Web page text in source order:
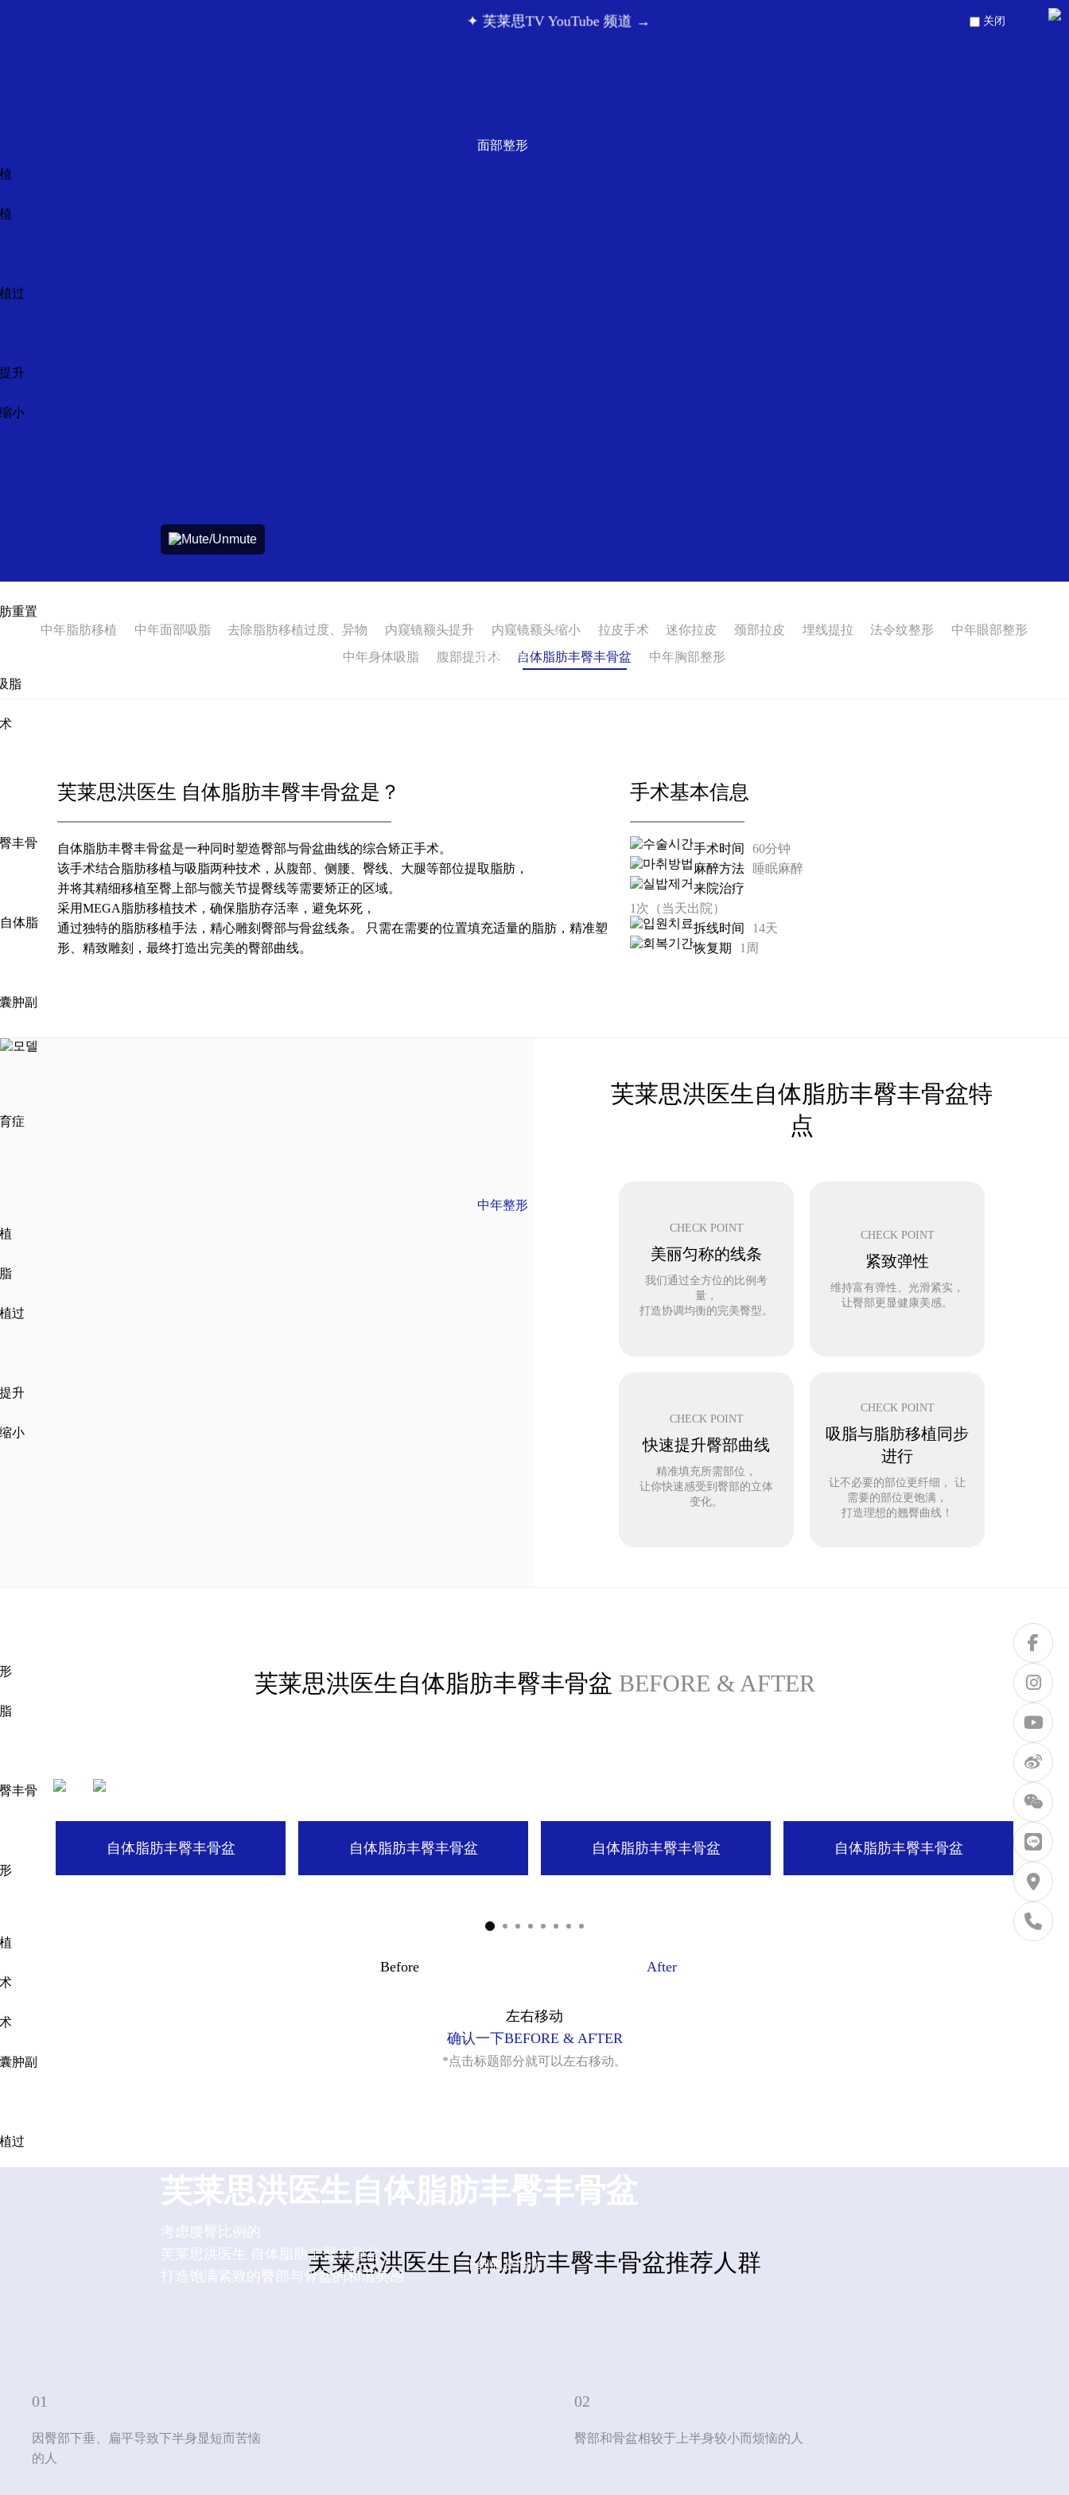
✦ 芙莱思TV YouTube 频道 → 关闭
面部整形
过
升
小
重置
身体整形
脂
丰骨
体脂
肿副
症
中年整形
过
升
小
丰骨
肿副
过
干细胞及治疗
芙莱思洪医生自体脂肪丰臀丰骨盆
考虑腰臀比例的
芙莱思洪医生 自体脂肪丰臀丰骨盆
打造饱满紧致的臀部与骨盆的和谐美感
中年脂肪移植 中年面部吸脂 去除脂肪移植过度、异物 内窥镜额头提升 内窥镜额头缩小 拉皮手术 迷你拉皮 颈部拉皮 埋线提拉 法令纹整形
中年眼部整形
中年身体吸脂
腹部提升术 自体脂肪丰臀丰骨盆 中年胸部整形
芙莱思洪医生 自体脂肪丰臀丰骨盆是？
自体脂肪丰臀丰骨盆是一种同时塑造臀部与骨盆曲线的综合矫正手术。
该手术结合脂肪移植与吸脂两种技术，从腹部、侧腰、臀线、大腿等部位提取脂肪，
并将其精细移植至臀上部与髋关节提臀线等需要矫正的区域。
采用MEGA脂肪移植技术，确保脂肪存活率，避免坏死，
通过独特的脂肪移植手法，精心雕刻臀部与骨盆线条。 只需在需要的位置填充适量的脂肪，精准塑
形、精致雕刻，最终打造出完美的臀部曲线。
手术基本信息
手术时间
60分钟
麻醉方法
睡眠麻醉
来院治疗
1次（当天出院）
拆线时间
14天
恢复期
1周
芙莱思洪医生自体脂肪丰臀丰骨盆特
点
CHECK POINT
美丽匀称的线条
我们通过全方位的比例考
量，
打造协调均衡的完美臀型。
CHECK POINT
紧致弹性
维持富有弹性、光滑紧实，
让臀部更显健康美感。
CHECK POINT
快速提升臀部曲线
精准填充所需部位，
让你快速感受到臀部的立体
变化。
CHECK POINT
吸脂与脂肪移植同步
进行
让不必要的部位更纤细， 让
需要的部位更饱满，
打造理想的翘臀曲线！
芙莱思洪医生自体脂肪丰臀丰骨盆 BEFORE & AFTER
自体脂肪丰臀丰骨盆 自体脂肪丰臀丰骨盆 自体脂肪丰臀丰骨盆 自体脂肪丰臀丰骨盆
Before After
左右移动
确认一下BEFORE & AFTER
*点击标题部分就可以左右移动。
芙莱思洪医生自体脂肪丰臀丰骨盆推荐人群
01
因臀部下垂、扁平导致下半身显短而苦恼
的人
02
臀部和骨盆相较于上半身较小而烦恼的人